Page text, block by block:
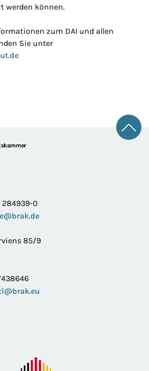
werden können.
zum DAI und allen
Sie unter
284939-0
85/9